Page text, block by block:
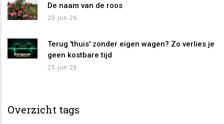
De naam van de roos
25 jun 26
Terug 'thuis' zonder eigen wagen? Zo verlies je
geen kostbare tijd
25 jun 26
Overzicht tags